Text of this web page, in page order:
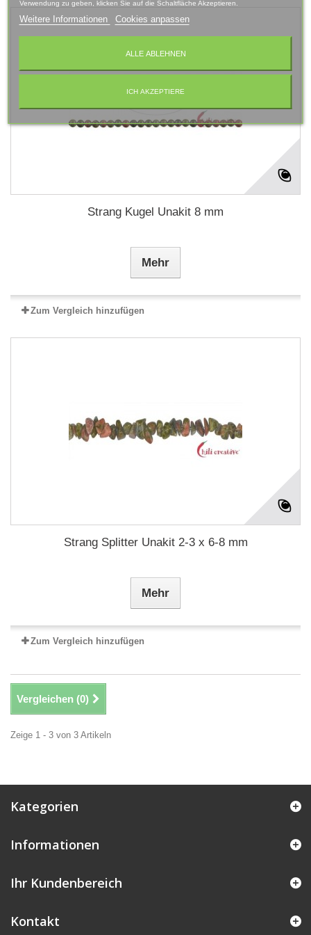
Strang Kugel Unakit 8 mm
Mehr
Zum Vergleich hinzufügen
Strang Splitter Unakit 2-3 x 6-8 mm
Mehr
Zum Vergleich hinzufügen
Vergleichen (0)
Zeige 1 - 3 von 3 Artikeln
Kategorien
Informationen
Ihr Kundenbereich
Kontakt
Verwendung zu geben, klicken Sie auf die Schaltfläche Akzeptieren.
Weitere Informationen Cookies anpassen
ALLE ABLEHNEN
ICH AKZEPTIERE